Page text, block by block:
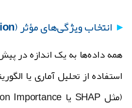
انتخاب ویژگی‌های مؤثر (Feature Selection)
داده‌ها به یک اندازه در
از تحلیل آماری یا